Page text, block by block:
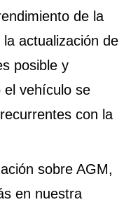
de la
actualización de
posible y
el vehículo se
con la
sobre AGM,
en nuestra